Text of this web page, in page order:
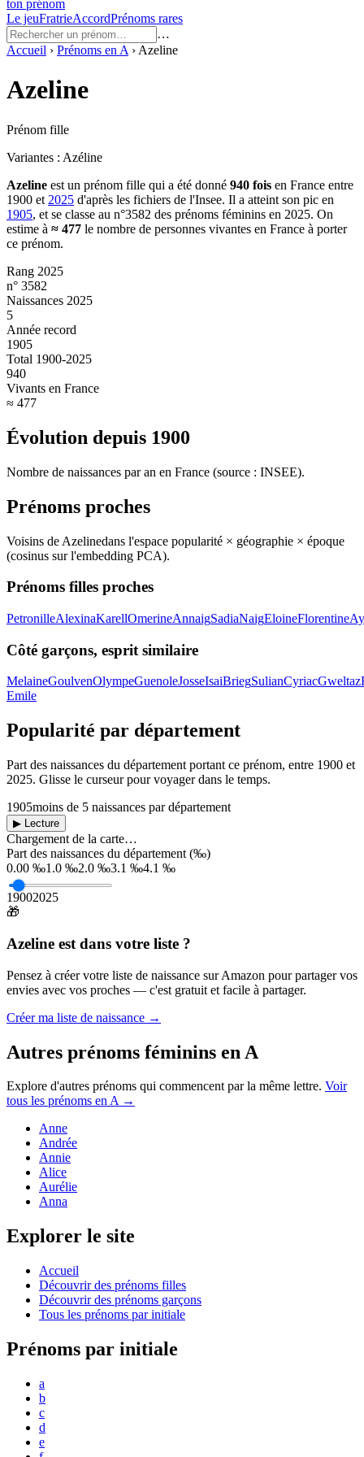
ton prénom
Le jeuFratrieAccordPrénoms rares
…
Accueil › Prénoms en A › Azeline
Azeline
Prénom fille
Variantes : Azéline
Azeline est un prénom fille qui a été donné 940 fois en France entre
1900 et 2025 d'après les fichiers de l'Insee. Il a atteint son pic en
1905, et se classe au n°3582 des prénoms féminins en 2025. On
estime à ≈ 477 le nombre de personnes vivantes en France à porter
ce prénom.
Rang 2025
n° 3582
Naissances 2025
5
Année record
1905
Total 1900-2025
940
Vivants en France
≈ 477
Évolution depuis 1900
Nombre de naissances par an en France (source : INSEE).
Prénoms proches
Voisins de Azelinedans l'espace popularité × géographie × époque
(cosinus sur l'embedding PCA).
Prénoms filles proches
PetronilleAlexinaKarellOmerineAnnaigSadiaNaigEloineFlorentine
Côté garçons, esprit similaire
MelaineGoulvenOlympeGuenoleJosseIsaiBriegSulianCyriacGweltaz
Emile
Popularité par département
Part des naissances du département portant ce prénom, entre 1900 et
2025. Glisse le curseur pour voyager dans le temps.
1905moins de 5 naissances par département
▶ Lecture
Chargement de la carte…
Part des naissances du département (‰)
0.00 ‰1.0 ‰2.0 ‰3.1 ‰4.1 ‰
19002025
🎁
Azeline est dans votre liste ?
Pensez à créer votre liste de naissance sur Amazon pour partager vos
envies avec vos proches — c'est gratuit et facile à partager.
Créer ma liste de naissance →
Autres prénoms féminins en A
Explore d'autres prénoms qui commencent par la même lettre. Voir
tous les prénoms enA→
Anne
Andrée
Annie
Alice
Aurélie
Anna
Explorer le site
Accueil
Découvrir des prénoms filles
Découvrir des prénoms garçons
Tous les prénoms par initiale
Prénoms par initiale
a
b
c
d
e